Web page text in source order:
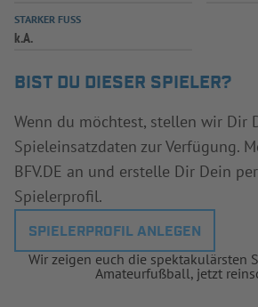
STARKER FUSS
k.A.
BIST DU DIESER SPIELER?
Wenn du möchtest, stellen wir Dir
Spieleinsatzdaten zur Verfügung.
BFV.DE an und erstelle Dir Dein
Spielerprofil.
SPIELERPROFIL ANLEGEN
Wir zeigen euch die spektakulärsten
Amateurfußball, jetzt